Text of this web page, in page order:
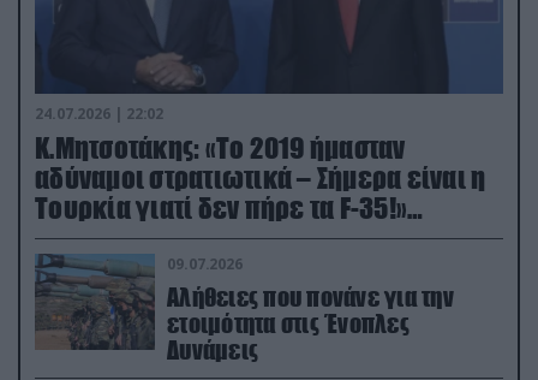
24.07.2026 | 22:02
Κ.Μητσοτάκης: «Το 2019 ήμασταν
αδύναμοι στρατιωτικά – Σήμερα είναι η
Τουρκία γιατί δεν πήρε τα F-35!»
(βίντεο)
09.07.2026
Αλήθειες που πονάνε για την
ετοιμότητα στις Ένοπλες
Δυνάμεις